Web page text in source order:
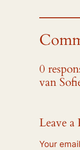
0
van
Leave a
Your